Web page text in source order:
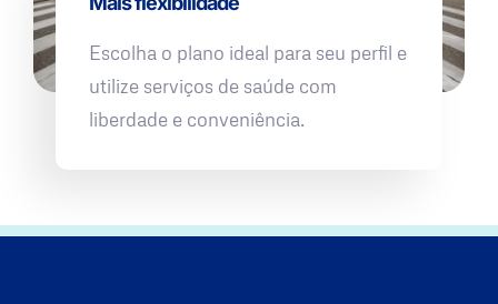
Escolha o plano ideal para seu perfil e
utilize serviços de saúde com
liberdade e conveniência.